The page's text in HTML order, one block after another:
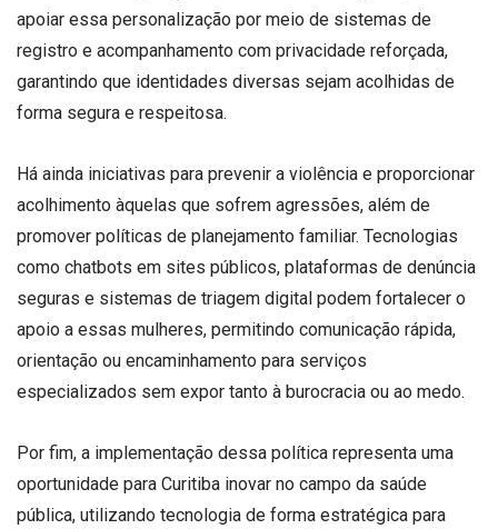
apoiar essa personalização por meio de sistemas de
registro e acompanhamento com privacidade reforçada,
garantindo que identidades diversas sejam acolhidas de
forma segura e respeitosa.
Há ainda iniciativas para prevenir a violência e proporcionar
acolhimento àquelas que sofrem agressões, além de
promover políticas de planejamento familiar. Tecnologias
como chatbots em sites públicos, plataformas de denúncia
seguras e sistemas de triagem digital podem fortalecer o
apoio a essas mulheres, permitindo comunicação rápida,
orientação ou encaminhamento para serviços
especializados sem expor tanto à burocracia ou ao medo.
Por fim, a implementação dessa política representa uma
oportunidade para Curitiba inovar no campo da saúde
pública, utilizando tecnologia de forma estratégica para